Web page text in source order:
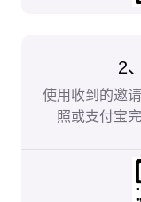
2
使用收到的邀
照或支付宝